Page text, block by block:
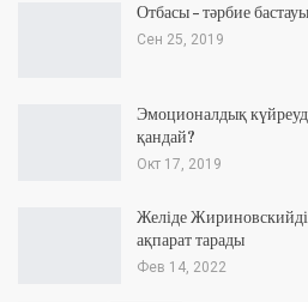
Отбасы – тәрбие бастауы
Сен 25, 2019
Эмоционалдық
қандай?
Окт 17, 2019
Желіде
ақпарат тарады
Фев 14, 2022